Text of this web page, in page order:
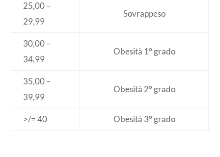
25,00 –
29,99
Sovrappeso
30,00 –
34,99
Obesità 1° grado
35,00 –
39,99
Obesità 2° grado
>/= 40 Obesità 3° grado